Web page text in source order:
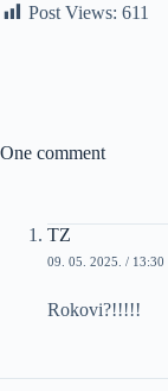
Post Views: 611
One comment
TZ
09. 05. 2025. / 13:30
Rokovi?!!!!!